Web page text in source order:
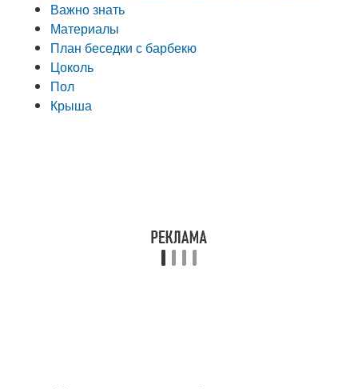
Важно знать
Материалы
План беседки с барбекю
Цоколь
Пол
Крыша